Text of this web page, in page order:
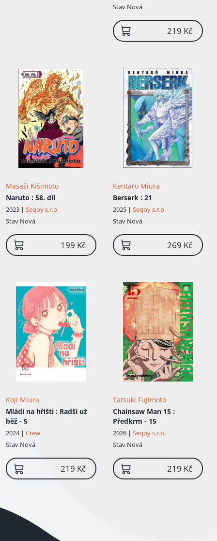
Stav Nová
219 Kč
Masaši Kišimoto
Naruto : 58. díl
2023 | Seqoy s.r.o.
Stav Nová
199 Kč
Kentarō Miura
Berserk : 21
2025 | Seqoy s.r.o.
Stav Nová
269 Kč
Koji Miura
Mládí na hřišti : Radši už
běž - 5
2024 | Crew
Stav Nová
219 Kč
Tatsuki Fujimoto
Chainsaw Man 15 :
Předkrm - 15
2026 | Seqoy s.r.o.
Stav Nová
219 Kč